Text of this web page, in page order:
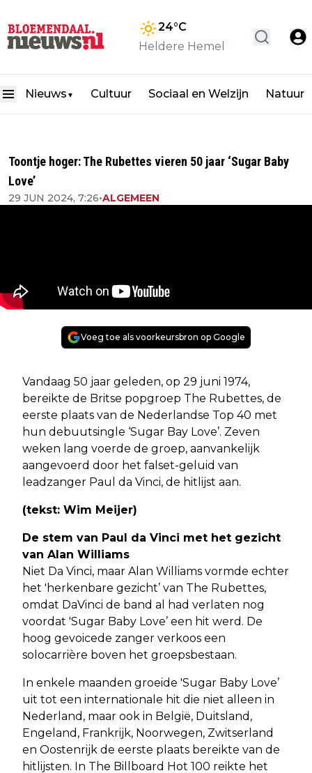
24°C
Heldere Hemel
Nieuws ▼ Cultuur Sociaal en Welzijn Natuur
Toontje hoger: The Rubettes vieren 50 jaar ‘Sugar Baby
Love’
29 JUN 2024, 7:26•ALGEMEEN
Voeg toe als voorkeursbron op Google
Vandaag 50 jaar geleden, op 29 juni 1974,
bereikte de Britse popgroep The Rubettes, de
eerste plaats van de Nederlandse Top 40 met
hun debuutsingle ‘Sugar Bay Love’. Zeven
weken lang voerde de groep, aanvankelijk
aangevoerd door het falset-geluid van
leadzanger Paul da Vinci, de hitlijst aan.
(tekst: Wim Meijer)
De stem van Paul da Vinci met het gezicht
van Alan Williams
Niet Da Vinci, maar Alan Williams vormde echter
het 'herkenbare gezicht’ van The Rubettes,
omdat DaVinci de band al had verlaten nog
voordat 'Sugar Baby Love’ een hit werd. De
hoog gevoicede zanger verkoos een
solocarrière boven het groepsbestaan.
In enkele maanden groeide 'Sugar Baby Love’
uit tot een internationale hit die niet alleen in
Nederland, maar ook in België, Duitsland,
Engeland, Frankrijk, Noorwegen, Zwitserland
en Oostenrijk de eerste plaats bereikte van de
hitlijsten. In The Billboard Hot 100 reikte het